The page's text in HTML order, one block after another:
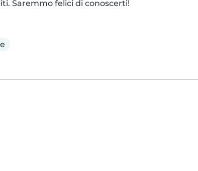
Saremmo felici di conoscerti!